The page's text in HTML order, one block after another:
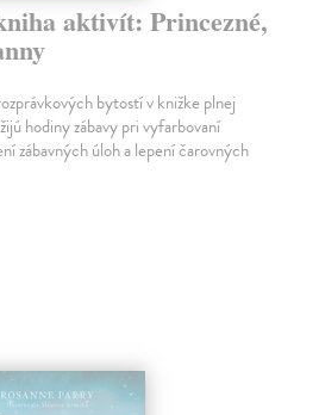
aktivít: Princezné,
bytostí v knižke plnej
hodiny zábavy pri vyfarbovaní
zábavných úloh a lepení čarovných